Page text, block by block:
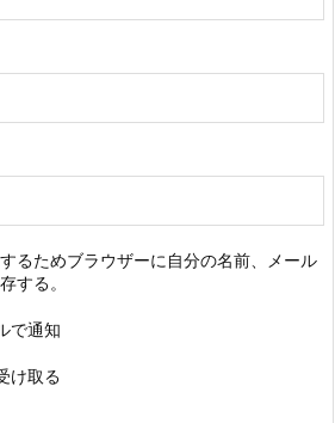
るためブラウザーに自分の名前、メール
する。
で通知
け取る